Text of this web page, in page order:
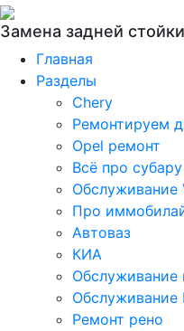
Замена задней
Главная
Разделы
Chery
Ремонтируем
Opel ремонт
Всё про субару
Обслуживание
Про
Автоваз
КИА
Обслуживание
Ремонт рено